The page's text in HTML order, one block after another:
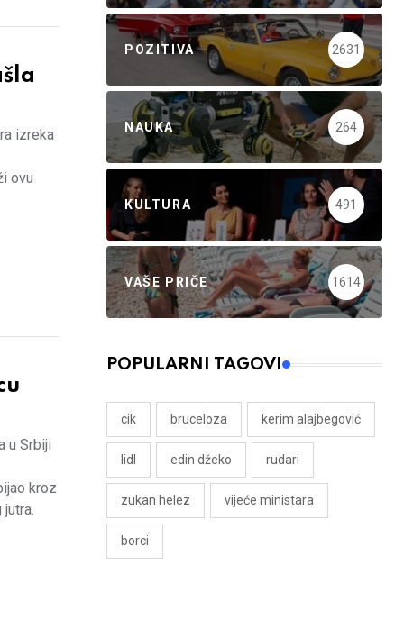
izreka
ovu
u Srbiji
kroz
POZITIVA 2631
NAUKA 264
KULTURA 491
VAŠE PRIČE 1614
POPULARNI TAGOVI
cik bruceloza kerim alajbegović
lidl edin džeko rudari
zukan helez vijeće ministara
borci